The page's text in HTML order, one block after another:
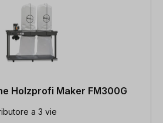
Holzprofi Maker FM300G
a 3 vie